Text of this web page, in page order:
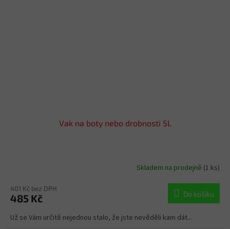
Vak na boty nebo drobnosti 5L
Skladem na prodejně (1 ks)
401 Kč bez DPH
485 Kč Do košíku
Už se Vám určitě nejednou stalo, že jste nevěděli kam dát...